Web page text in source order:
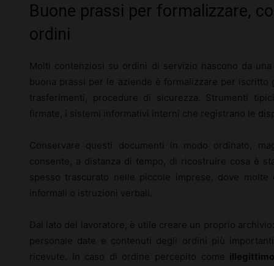
Buone prassi per formalizzare,
ordini
Molti contenziosi su ordini di servizio nascono da
buona prassi per le aziende è formalizzare per
trasferimenti, procedure di sicurezza. Strumenti
firmate, i sistemi informativi interni che registrano le
Conservare questi documenti in modo ordinato,
consente, a distanza di tempo, di ricostruire cosa è
spesso trascurato nelle piccole imprese, dove molte
informali o istruzioni verbali.
Dal lato del lavoratore, è utile creare un proprio
personale date e contenuti degli ordini più
ricevute. In caso di ordine percepito come